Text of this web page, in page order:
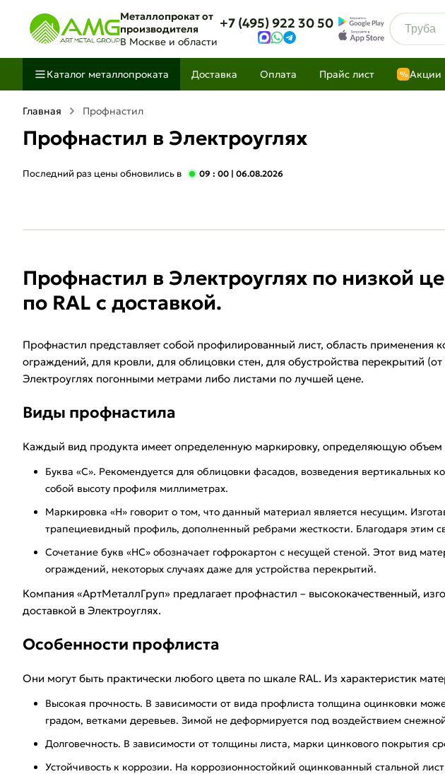
Металлопрокат от
производителя
В Москве и области
+7 (495) 922 30 50
Каталог металлопроката Доставка Оплата Прайс лист % Акции
Главная Профнастил
Профнастил в Электроуглях
Последний раз цены обновились в 09 : 00 | 06.08.2026
Профнастил в Электроуглях по низкой
по RAL с доставкой.
Профнастил представляет собой профилированный лист, область применения
ограждений, для кровли, для облицовки стен, для обустройства перекрытий
Электроуглях погонными метрами либо листами по лучшей цене.
Виды профнастила
Каждый вид продукта имеет определенную маркировку, определяющую объем
Буква «С». Рекомендуется для облицовки фасадов, возведения
собой высоту профиля миллиметрах.
Маркировка «Н» говорит о том, что данный материал является несущим.
трапециевидный профиль, дополненный ребрами жесткости. Благодаря этим
Сочетание букв «НС» обозначает гофрокартон с несущей стеной. Этот вид
ограждений, некоторых случаях даже для устройства перекрытий.
Компания «АртМеталлГруп» предлагает профнастил – высококачественный,
доставкой в Электроуглях.
Особенности профлиста
Они могут быть практически любого цвета по шкале RAL. Из характеристик
Высокая прочность. В зависимости от вида профлиста толщина оцинковки
градом, ветками деревьев. Зимой не деформируется под воздействием
Долговечность. В зависимости от толщины листа, марки цинкового покрытия
Устойчивость к коррозии. На коррозионностойкий оцинкованный стальной